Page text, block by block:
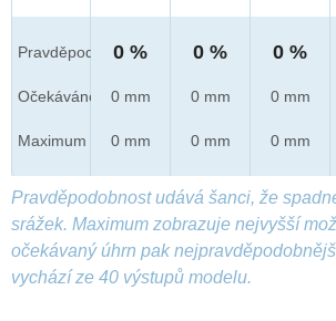
Pravděpod.
Očekáváno
Maximum
0 %
0 mm
0 mm
0 %
0 mm
0 mm
0 %
0 mm
0 mm
Pravděpodobnost udává šanci, že
srážek. Maximum zobrazuje nejvyšší
očekávaný úhrn pak
vychází ze 40 výstupů modelu.